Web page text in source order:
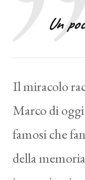
Un
Il miracolo
Marco di
famosi che
della